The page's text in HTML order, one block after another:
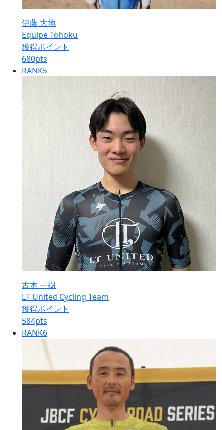
伊藤 大地
Equipe Tohoku
獲得ポイント
680pts
RANK5
古本 一樹
LT United Cycling Team
獲得ポイント
584pts
RANK6